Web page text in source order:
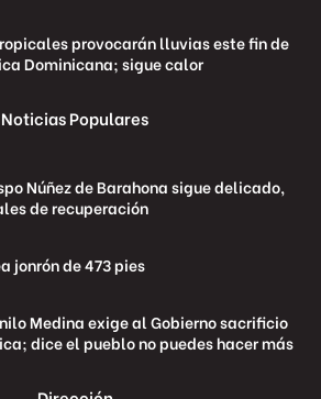
provocarán lluvias este fin de
Dominicana; sigue calor
Noticias Populares
Núñez de Barahona sigue delicado,
de recuperación
jonrón de 473 pies
Medina exige al Gobierno sacrificio
dice el pueblo no puedes hacer más